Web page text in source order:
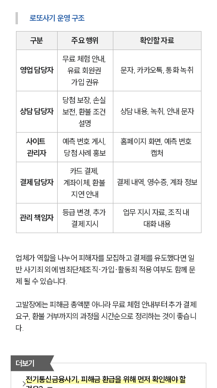
로또사기 운영 구조
구분 주요 행위 확인할 자료
영업 담당자
무료 체험 안내,
유료 회원권
가입 권유
문자, 카카오톡, 통화 녹취
상담 담당자
당첨 보장, 손실
보전, 환불 조건
설명
상담 내용, 녹취, 안내 문자
사이트
관리자
예측 번호 게시,
당첨 사례 홍보
홈페이지 화면, 예측 번호
캡처
결제 담당자
카드 결제,
계좌이체, 환불
지연 안내
결제 내역, 영수증, 계좌 정보
관리 책임자
등급 변경, 추가
결제 지시
업무 지시 자료, 조직 내
대화 내용
업체가 역할을 나누어 피해자를 모집하고 결제를 유도했다면 일
반 사기죄 외에 범죄단체조직·가입·활동죄 적용 여부도 함께 문
제 될 수 있습니다.
고발장에는 피해금 총액뿐 아니라 무료 체험 안내부터 추가 결제
요구, 환불 거부까지의 과정을 시간순으로 정리하는 것이 좋습니
다.
더보기
전기통신금융사기, 피해금 환급을 위해 먼저 확인해야 할